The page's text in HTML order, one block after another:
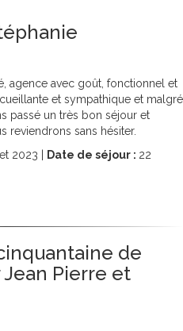
agence avec goût, fonctionnel et
et sympathique et malgré
passé un très bon séjour et
reviendrons sans hésiter.
2023 | Date de séjour : 22
de
Pierre et